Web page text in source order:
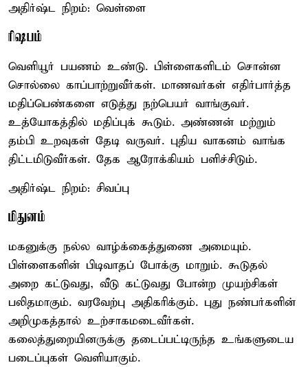
அதிர்ஷ்ட நிறம்: வெள்ளை
ரிஷபம்
வெளியூர் பயணம் உண்டு. பிள்ளைகளிடம் சொன்ன
சொல்லை காப்பாற்றுவீர்கள். மாணவர்கள் எதிர்பார்த்த
மதிப்பெண்களை எடுத்து நற்பெயர் வாங்குவர்.
உத்யோகத்தில் மதிப்புக் கூடும். அண்ணன் மற்றும்
தம்பி உறவுகள் தேடி வருவர். புதிய வாகனம் வாங்க
திட்டமிடுவீர்கள். தேக ஆரோக்கியம் பளிச்சிடும்.
அதிர்ஷ்ட நிறம்: சிவப்பு
மிதுனம்
மகனுக்கு நல்ல வாழ்க்கைத்துணை அமையும்.
பிள்ளைகளின் பிடிவாதப் போக்கு மாறும். கூடுதல்
அறை கட்டுவது, வீடு கட்டுவது போன்ற முயற்சிகள்
பலிதமாகும். வரவேற்பு அதிகரிக்கும். புது நண்பர்களின்
அறிமுகத்தால் உற்சாகமடைவீர்கள்.
கலைத்துறையினருக்கு தடைப்பட்டிருந்த உங்களுடைய
படைப்புகள் வெளியாகும்.